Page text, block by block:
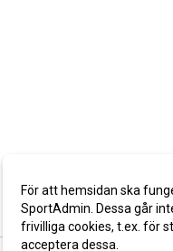
För att hemsidan ska
SportAdmin. Dessa går
frivilliga cookies, t.ex. för
acceptera dessa.